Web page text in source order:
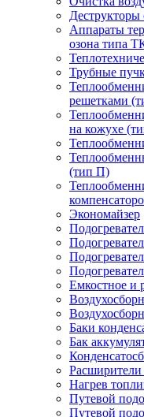
Аппараты
озона типа
Трубные
решетками
на кожухе
(тип П)
Экономайзер
Емкостное и
Баки
Бак
Нагрев
Путевой
Путевой